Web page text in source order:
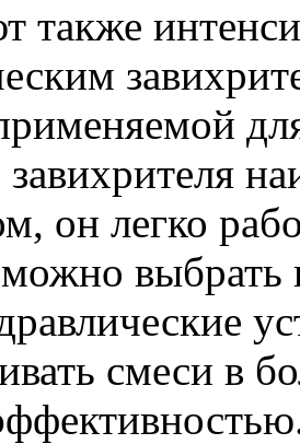
также
он легко
выбрать
смеси в